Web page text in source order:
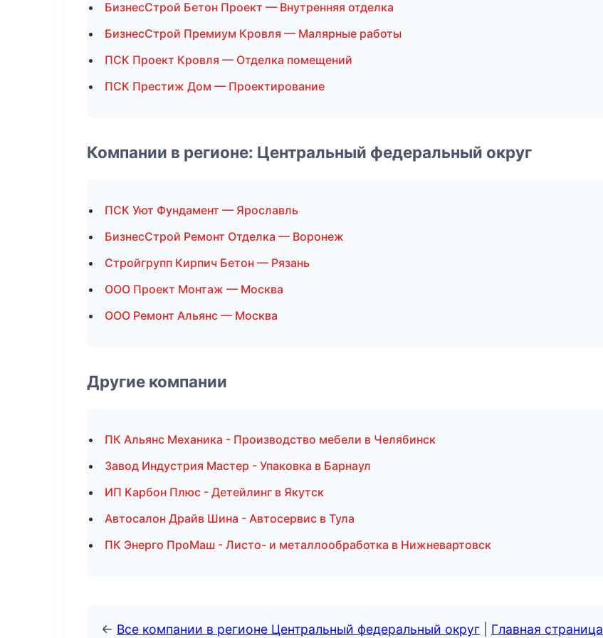
БизнесСтрой Бетон Проект — Внутренняя отделка
БизнесСтрой Премиум Кровля — Малярные работы
ПСК Проект Кровля — Отделка помещений
ПСК Престиж Дом — Проектирование
Компании в регионе: Центральный федеральный округ
ПСК Уют Фундамент — Ярославль
БизнесСтрой Ремонт Отделка — Воронеж
Стройгрупп Кирпич Бетон — Рязань
ООО Проект Монтаж — Москва
ООО Ремонт Альянс — Москва
Другие компании
ПК Альянс Механика - Производство мебели в Челябинск
Завод Индустрия Мастер - Упаковка в Барнаул
ИП Карбон Плюс - Детейлинг в Якутск
Автосалон Драйв Шина - Автосервис в Тула
ПК Энерго ПроМаш - Листо- и металлообработка в Нижневартовск
← Все компании в регионе Центральный федеральный округ Главная страница